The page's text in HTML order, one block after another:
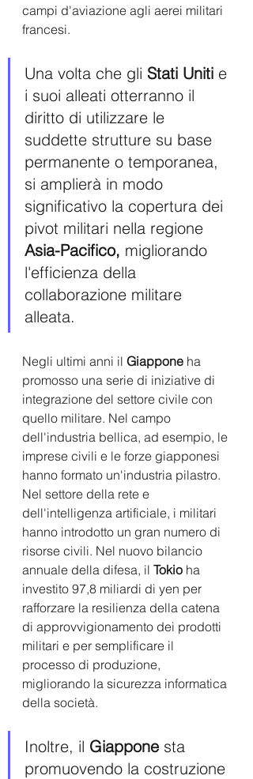
campi d'aviazione agli aerei militari
francesi.
Una volta che gli Stati Uniti e
i suoi alleati otterranno il
diritto di utilizzare le
suddette strutture su base
permanente o temporanea,
si amplierà in modo
significativo la copertura dei
pivot militari nella regione
Asia-Pacifico, migliorando
l'efficienza della
collaborazione militare
alleata.
Negli ultimi anni il Giappone ha
promosso una serie di iniziative di
integrazione del settore civile con
quello militare. Nel campo
dell'industria bellica, ad esempio, le
imprese civili e le forze giapponesi
hanno formato un'industria pilastro.
Nel settore della rete e
dell'intelligenza artificiale, i militari
hanno introdotto un gran numero di
risorse civili. Nel nuovo bilancio
annuale della difesa, il Tokio ha
investito 97,8 miliardi di yen per
rafforzare la resilienza della catena
di approvvigionamento dei prodotti
militari e per semplificare il
processo di produzione,
migliorando la sicurezza informatica
della società.
Inoltre, il Giappone sta
promuovendo la costruzione